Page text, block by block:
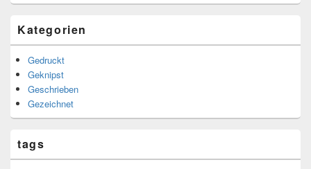
Kategorien
Gedruckt
Geknipst
Geschrieben
Gezeichnet
tags